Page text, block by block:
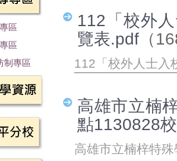
區
區
制專區
112「校外
覽表.pdf （
112「校外人士入
高雄市立楠
點1130828
高雄市立楠梓特